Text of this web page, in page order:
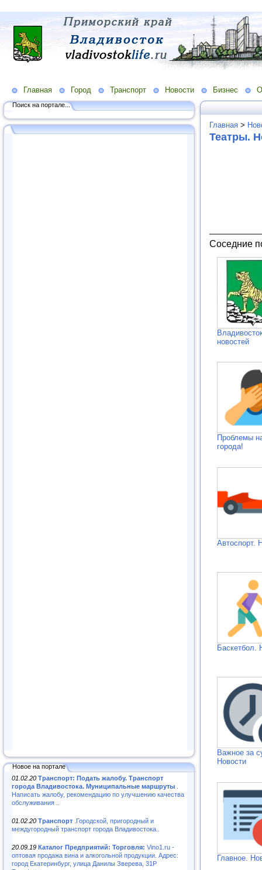
Главная Город Транспорт Новости Бизнес
Поиск на портале...
Новое на портале
01.02.20 Транспорт: Подать жалобу. Транспорт
города Владивостока. Муниципальные маршруты
Написать жалобу, рекомендацию по улучшению качества
обслуживания ..
01.02.20 Транспорт .Городской, пригородный и
междугородный транспорт города Владивостока..
20.09.19 Каталог Предприятий: Торговля: Vino1.ru -
оптовая продажа вина и алкогольной продукции. Адрес:
город Екатеринбург, улица Данилы Зверева, 31Р
Главная >
Театры.
Соседние
новостей
Проблемы
города!
Автоспорт.
Баскетбол.
Важное за
Новости
Главное.